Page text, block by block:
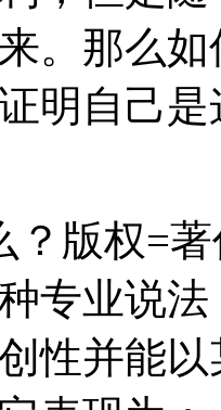
。那么
明自己
？版权=
专业说
性并能